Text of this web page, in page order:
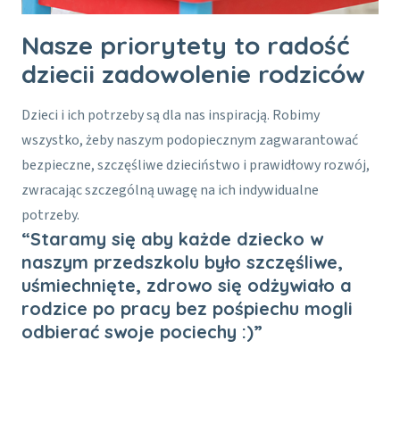
Nasze priorytety to radość
dziecii zadowolenie rodziców
Dzieci i ich potrzeby są dla nas inspiracją. Robimy
wszystko, żeby naszym podopiecznym zagwarantować
bezpieczne, szczęśliwe dzieciństwo i prawidłowy rozwój,
zwracając szczególną uwagę na ich indywidualne
potrzeby.
“Staramy się aby każde dziecko w
naszym przedszkolu było szczęśliwe,
uśmiechnięte, zdrowo się odżywiało a
rodzice po pracy bez pośpiechu mogli
odbierać swoje pociechy :)”